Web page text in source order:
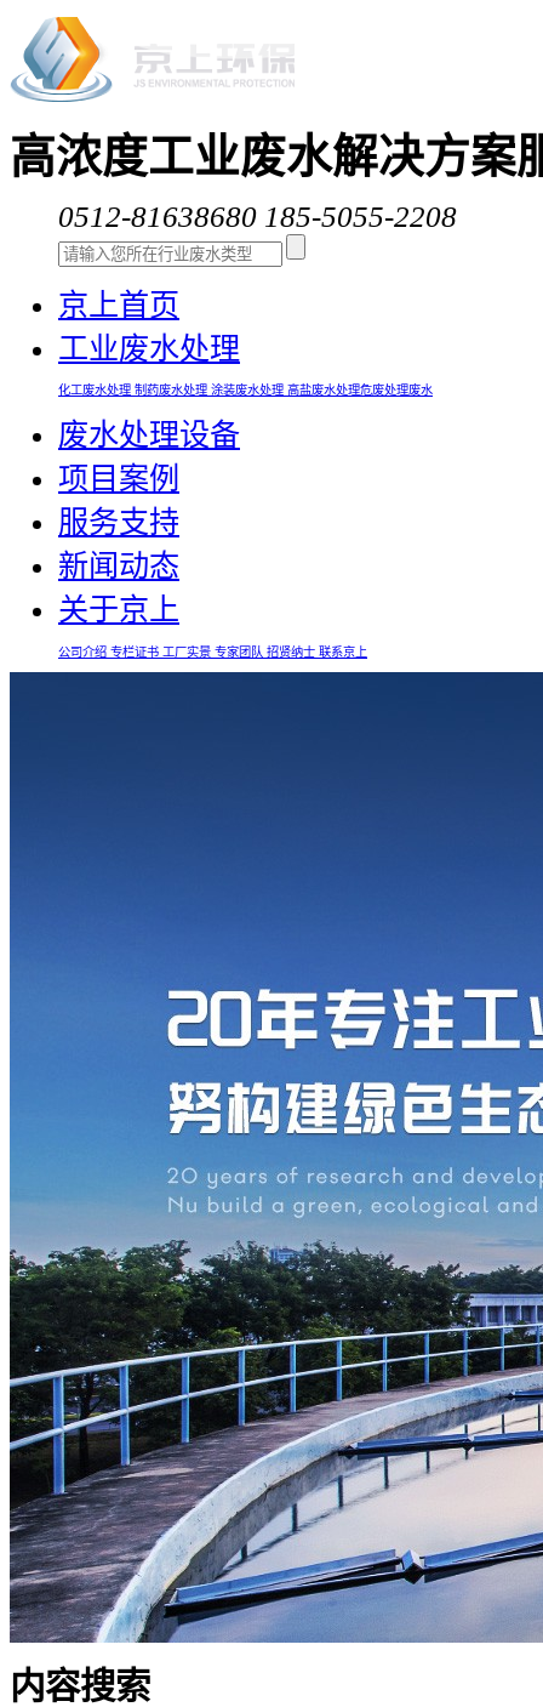
高浓度工业废水解决方案
0512-81638680 185-5055-2208
京上首页
工业废水处理
化工废水处理 制药废水处理 涂装废水处理 高盐废水处理危废处理废水
废水处理设备
项目案例
服务支持
新闻动态
关于京上
公司介绍 专栏证书 工厂实景 专家团队 招贤纳士 联系京上
内容搜索